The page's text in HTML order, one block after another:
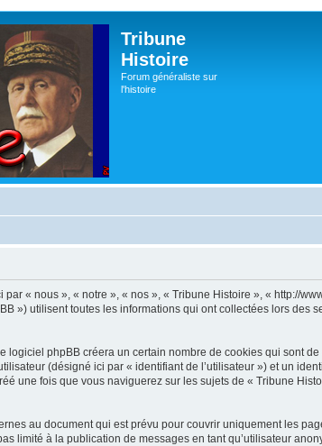
Tribune
Histoire
Forum généraliste sur
l'histoire
« nous », « notre », « nos », « Tribune Histoire », « http://
») utilisent toutes les informations qui ont collectées lors des
phpBB créera un certain nombre de cookies qui sont
(désigné ici par « identifiant de l’utilisateur ») et un
une fois que vous naviguerez sur les sujets de « Tribune
au document qui est prévu pour couvrir uniquement les
limité à la publication de messages en tant qu’utilisateur